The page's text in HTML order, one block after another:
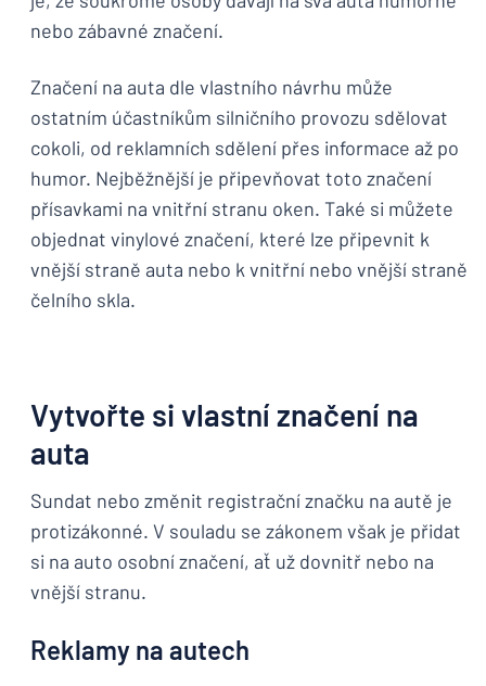
nebo zábavné značení.
Značení na auta dle vlastního návrhu může
ostatním účastníkům silničního provozu sdělovat
cokoli, od reklamních sdělení přes informace až po
humor. Nejběžnější je připevňovat toto značení
přísavkami na vnitřní stranu oken. Také si můžete
objednat vinylové značení, které lze připevnit k
vnější straně auta nebo k vnitřní nebo vnější straně
čelního skla.
Vytvořte si vlastní značení na
auta
Sundat nebo změnit registrační značku na autě je
protizákonné. V souladu se zákonem však je přidat
si na auto osobní značení, ať už dovnitř nebo na
vnější stranu.
Reklamy na autech